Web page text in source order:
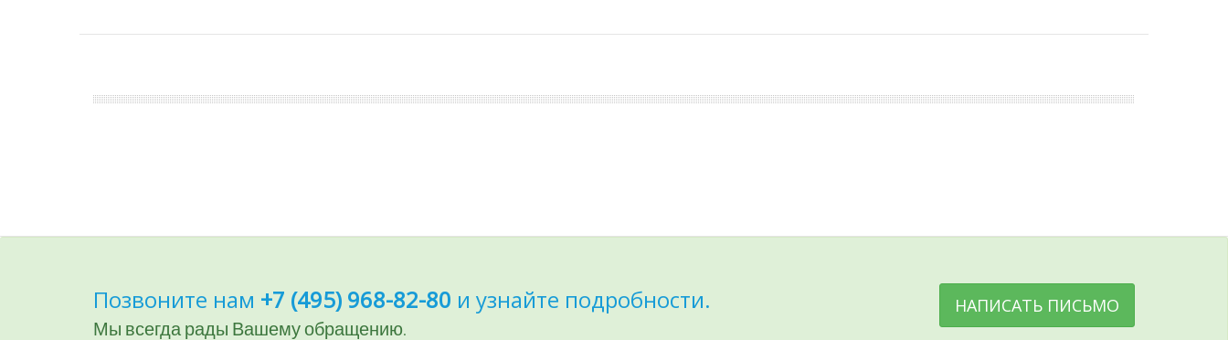
Позвоните нам +7 (495) 968-82-80 и узнайте подробности.
Мы всегда рады Вашему обращению.
НАПИСАТЬ ПИСЬМО